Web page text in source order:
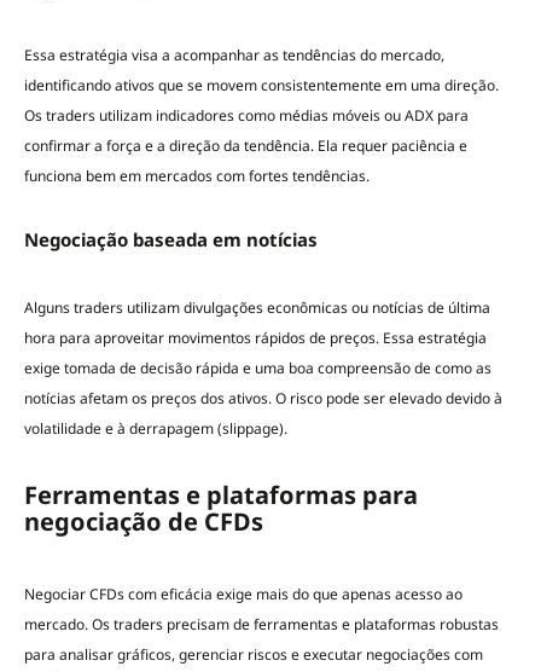
Essa estratégia visa a acompanhar as tendências do mercado,
identificando ativos que se movem consistentemente em uma direção.
Os traders utilizam indicadores como médias móveis ou ADX para
confirmar a força e a direção da tendência. Ela requer paciência e
funciona bem em mercados com fortes tendências.
Negociação baseada em notícias
Alguns traders utilizam divulgações econômicas ou notícias de última
hora para aproveitar movimentos rápidos de preços. Essa estratégia
exige tomada de decisão rápida e uma boa compreensão de como as
notícias afetam os preços dos ativos. O risco pode ser elevado devido à
volatilidade e à derrapagem (slippage).
Ferramentas e plataformas para
negociação de CFDs
Negociar CFDs com eficácia exige mais do que apenas acesso ao
mercado. Os traders precisam de ferramentas e plataformas robustas
para analisar gráficos, gerenciar riscos e executar negociações com